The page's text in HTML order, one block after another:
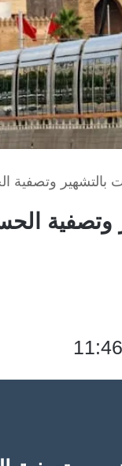
بالتشهير وتصفية
وتصفية